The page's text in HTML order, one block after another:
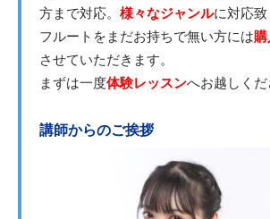
方まで対応。 様々なジャンルに対応致
フルートをまだお持ちで無い方には
させていただきます。
まずは一度体験レッスンへお越しくだ
講師からのご挨拶